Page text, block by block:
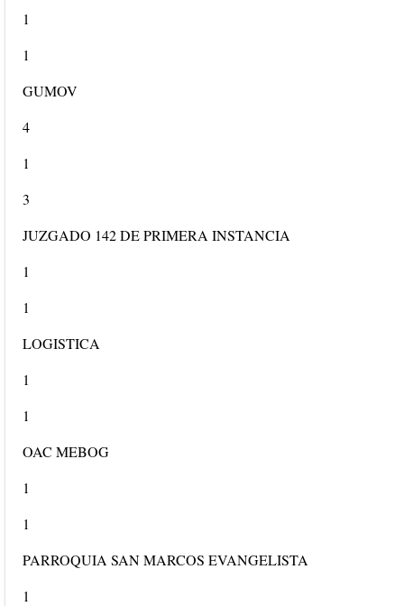
1
1
GUMOV
4
1
3
JUZGADO 142 DE PRIMERA INSTANCIA
1
1
LOGISTICA
1
1
OAC MEBOG
1
1
PARROQUIA SAN MARCOS EVANGELISTA
1